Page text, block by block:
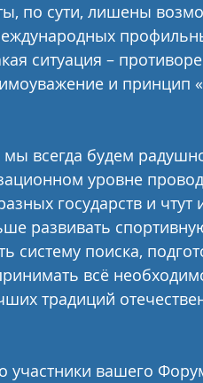
по сути, лишены
ситуация –
и принцип
всегда будем
уровне
государств и
развивать
систему поиска,
всё
традиций
участники вашего